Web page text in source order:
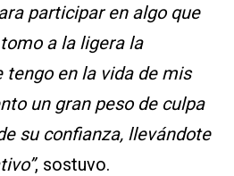
participar en algo que
a la ligera la
tengo en la vida de mis
un gran peso de culpa
su confianza, llevándote
, sostuvo.